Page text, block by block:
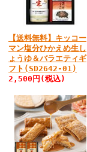
【送料無料】キッコー
マン塩分ひかえめ生し
ょうゆ＆バラエティギ
フト(SD2642-01)
2,500円 (税込)